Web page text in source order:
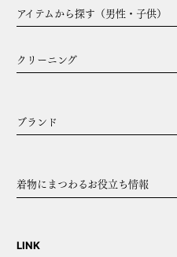
アイテムから探す（男性・子供）
クリーニング
ブランド
着物にまつわるお役立ち情報
LINK